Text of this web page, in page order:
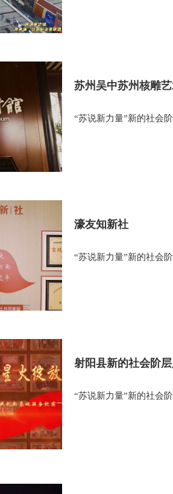
苏州吴中苏州核雕
“苏说新力量”新的社会
濠友知新社
“苏说新力量”新的社会
射阳县新的社会阶
“苏说新力量”新的社会